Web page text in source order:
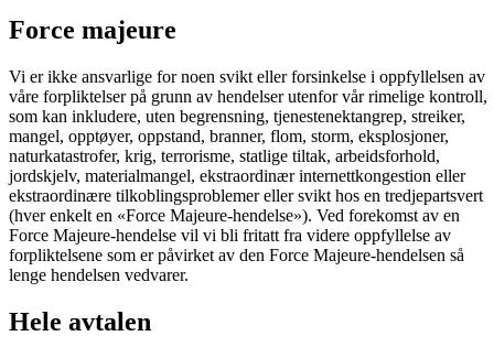
Force majeure
Vi er ikke ansvarlige for noen svikt eller forsinkelse i oppfyllelsen av
våre forpliktelser på grunn av hendelser utenfor vår rimelige kontroll,
som kan inkludere, uten begrensning, tjenestenektangrep, streiker,
mangel, opptøyer, oppstand, branner, flom, storm, eksplosjoner,
naturkatastrofer, krig, terrorisme, statlige tiltak, arbeidsforhold,
jordskjelv, materialmangel, ekstraordinær internettkongestion eller
ekstraordinære tilkoblingsproblemer eller svikt hos en tredjepartsvert
(hver enkelt en «Force Majeure-hendelse»). Ved forekomst av en
Force Majeure-hendelse vil vi bli fritatt fra videre oppfyllelse av
forpliktelsene som er påvirket av den Force Majeure-hendelsen så
lenge hendelsen vedvarer.
Hele avtalen